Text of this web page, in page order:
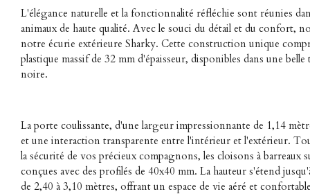
L'élégance naturelle et la fonctionnalité réfléchie sont réunies
animaux de haute qualité. Avec le souci du détail et du confort,
notre écurie extérieure Sharky. Cette construction unique
plastique massif de 32 mm d'épaisseur, disponibles dans une
noire.
La porte coulissante, d'une largeur impressionnante de 1,14
et une interaction transparente entre l'intérieur et l'extérieur.
la sécurité de vos précieux compagnons, les cloisons à barreaux
conçues avec des profilés de 40x40 mm. La hauteur s'étend
de 2,40 à 3,10 mètres, offrant un espace de vie aéré et